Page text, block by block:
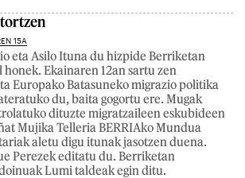
15A
eta Asilo Ituna du hizpide Berriketan
honek. Ekainaren 12an sartu zen
Europako Batasuneko migrazio politika
du, baita gogortu ere. Mugak
dituzte migratzaileen eskubideen
Mujika Telleria BERRIAko Mundua
aletu digu itunak jasotzen duena.
Perezek editatu du. Berriketan
Lumi taldeak egin ditu.